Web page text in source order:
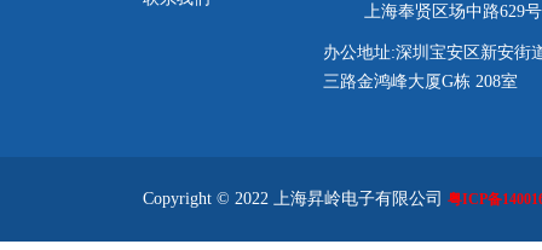
上海奉贤区场中路629号
办公地址:深圳宝安区新安街
三路金鸿峰大厦G栋 208室
Copyright © 2022 上海昇岭电子有限公司 粤ICP备